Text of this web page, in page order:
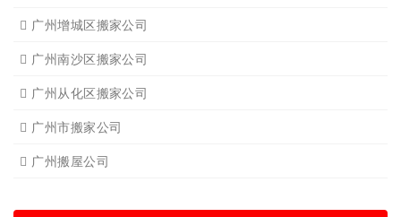
广州增城区搬家公司
广州南沙区搬家公司
广州从化区搬家公司
广州市搬家公司
广州搬屋公司